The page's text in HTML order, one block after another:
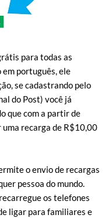
para todas as
português, ele
se cadastrando pelo
do Post) você já
que com a partir de
recarga de R$10,00
o envio de recargas
pessoa do mundo.
os telefones
ligar para familiares e